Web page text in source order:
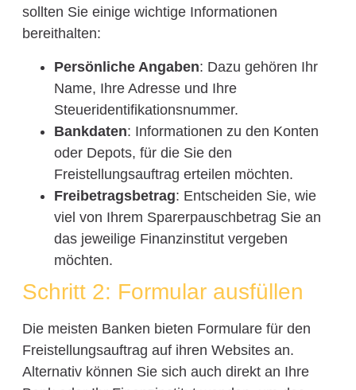
sollten Sie einige wichtige Informationen
bereithalten:
Persönliche Angaben: Dazu gehören Ihr
Name, Ihre Adresse und Ihre
Steueridentifikationsnummer.
Bankdaten: Informationen zu den Konten
oder Depots, für die Sie den
Freistellungsauftrag erteilen möchten.
Freibetragsbetrag: Entscheiden Sie, wie
viel von Ihrem Sparerpauschbetrag Sie an
das jeweilige Finanzinstitut vergeben
möchten.
Schritt 2: Formular ausfüllen
Die meisten Banken bieten Formulare für den
Freistellungsauftrag auf ihren Websites an.
Alternativ können Sie sich auch direkt an Ihre